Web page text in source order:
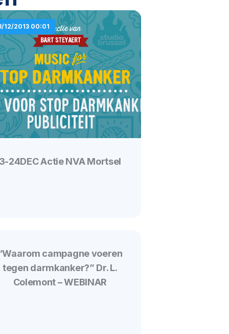
24DEC Actie NVA Mortsel
12/2013 00:01
campagne voeren
tegen darmkanker?” Dr. L.
Colemont – WEBINAR